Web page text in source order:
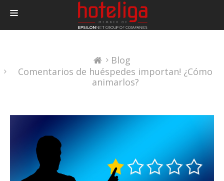
LOGIN
Blog
Comentarios de huéspedes importan! ¿Cómo
animarlos?